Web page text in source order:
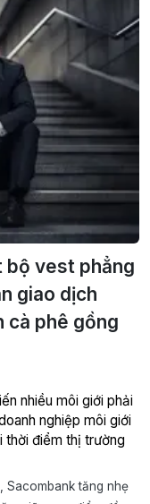
bộ vest phẳng
giao dịch
cà phê gồng
nhiều môi giới phải
nghiệp môi giới
thời điểm thị trường
Sacombank tăng nhẹ